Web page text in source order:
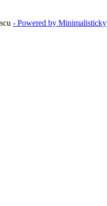
- Powered by Minimalisticky